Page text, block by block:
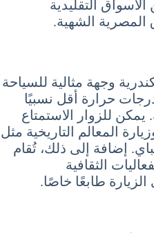
التقليدية
المصرية الشهية.
وجهة مثالية للسياحة
حرارة أقل نسبيًا
يمكن للزوار الاستمتاع
المعالم التاريخية مثل
إضافة إلى ذلك، تُقام
الثقافية
طابعًا خاصًا.